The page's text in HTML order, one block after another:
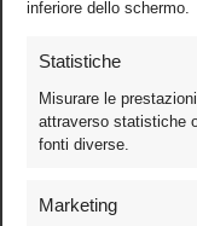
inferiore dello schermo.
Statistiche
Misurare le
attraverso statistiche
fonti diverse.
Marketing